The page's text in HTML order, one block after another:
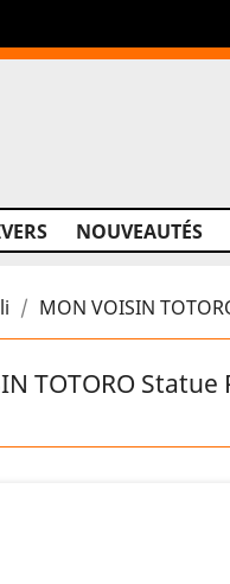
NOUVEAUTÉS
MON VOISIN
TOTORO